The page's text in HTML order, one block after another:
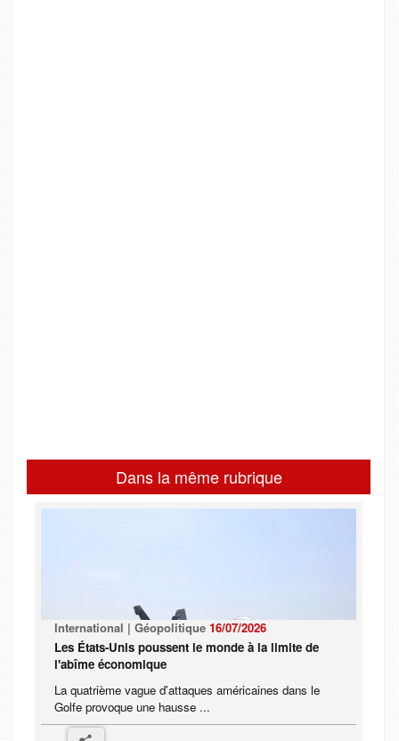
Dans la même rubrique
International | Géopolitique 16/07/2026
Les États-Unis poussent le monde à la limite de
l'abîme économique
La quatrième vague d'attaques américaines dans le
Golfe provoque une hausse ...